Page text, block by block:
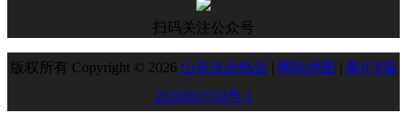
扫码关注公众号
版权所有 Copyright © 2026 山东沃达纸业 | 网站地图 | 鲁ICP备
2026003550号-1